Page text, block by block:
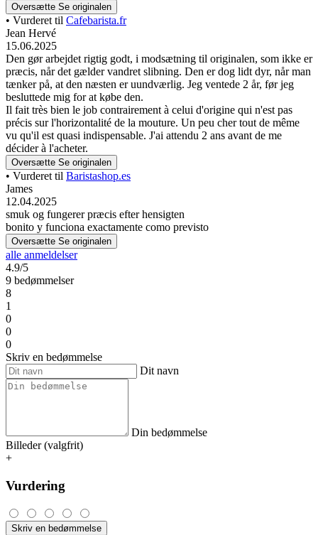
Oversætte Se originalen
• Vurderet til Cafebarista.fr
Jean Hervé
15.06.2025
Den gør arbejdet rigtig godt, i modsætning til originalen, som ikke er
præcis, når det gælder vandret slibning. Den er dog lidt dyr, når man
tænker på, at den næsten er uundværlig. Jeg ventede 2 år, før jeg
besluttede mig for at købe den.
Il fait très bien le job contrairement à celui d'origine qui n'est pas
précis sur l'horizontalité de la mouture. Un peu cher tout de même
vu qu'il est quasi indispensable. J'ai attendu 2 ans avant de me
décider à l'acheter.
Oversætte Se originalen
• Vurderet til Baristashop.es
James
12.04.2025
smuk og fungerer præcis efter hensigten
bonito y funciona exactamente como previsto
Oversætte Se originalen
alle anmeldelser
4.9/5
9 bedømmelser
8
1
0
0
0
Skriv en bedømmelse
Dit navn
Din bedømmelse
Billeder (valgfrit)
+
Vurdering
Skriv en bedømmelse